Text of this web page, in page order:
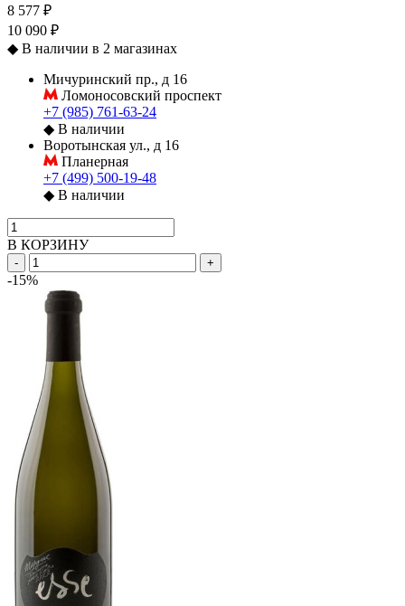
8 577 ₽
10 090 ₽
◆ В наличии в 2 магазинах
Мичуринский пр., д 16
Ломоносовский проспект
+7 (985) 761-63-24
◆ В наличии
Воротынская ул., д 16
Планерная
+7 (499) 500-19-48
◆ В наличии
В КОРЗИНУ
- +
-15%